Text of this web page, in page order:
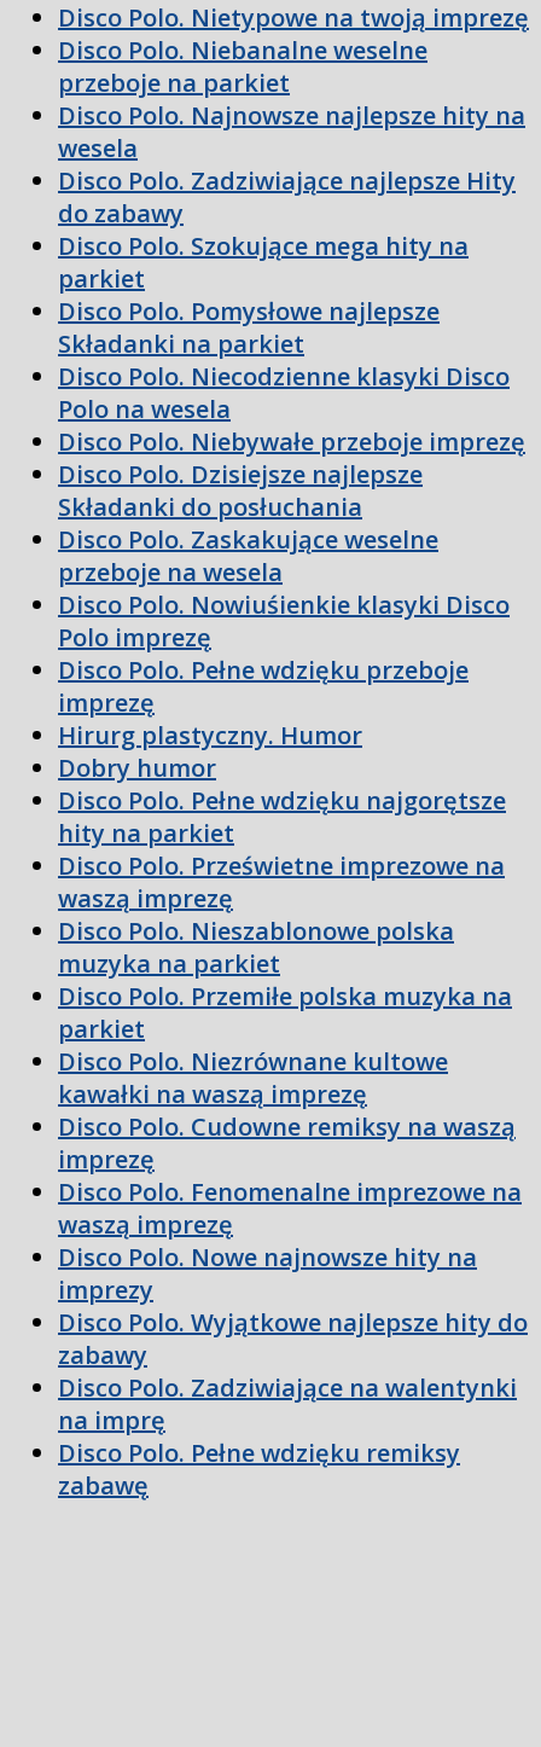
Disco Polo. Nietypowe na twoją imprezę
Disco Polo. Niebanalne weselne
przeboje na parkiet
Disco Polo. Najnowsze najlepsze hity na
wesela
Disco Polo. Zadziwiające najlepsze Hity
do zabawy
Disco Polo. Szokujące mega hity na
parkiet
Disco Polo. Pomysłowe najlepsze
Składanki na parkiet
Disco Polo. Niecodzienne klasyki Disco
Polo na wesela
Disco Polo. Niebywałe przeboje imprezę
Disco Polo. Dzisiejsze najlepsze
Składanki do posłuchania
Disco Polo. Zaskakujące weselne
przeboje na wesela
Disco Polo. Nowiuśienkie klasyki Disco
Polo imprezę
Disco Polo. Pełne wdzięku przeboje
imprezę
Hirurg plastyczny. Humor
Dobry humor
Disco Polo. Pełne wdzięku najgorętsze
hity na parkiet
Disco Polo. Prześwietne imprezowe na
waszą imprezę
Disco Polo. Nieszablonowe polska
muzyka na parkiet
Disco Polo. Przemiłe polska muzyka na
parkiet
Disco Polo. Niezrównane kultowe
kawałki na waszą imprezę
Disco Polo. Cudowne remiksy na waszą
imprezę
Disco Polo. Fenomenalne imprezowe na
waszą imprezę
Disco Polo. Nowe najnowsze hity na
imprezy
Disco Polo. Wyjątkowe najlepsze hity do
zabawy
Disco Polo. Zadziwiające na walentynki
na imprę
Disco Polo. Pełne wdzięku remiksy
zabawę